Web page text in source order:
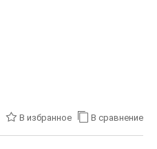
В избранное В сравнение